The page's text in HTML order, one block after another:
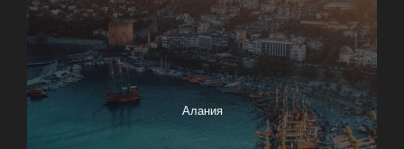
Алания